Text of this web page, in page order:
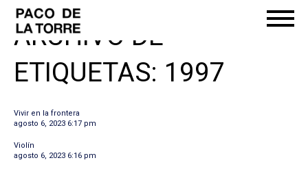
ARCHIVO DE
ETIQUETAS: 1997
Vivir en la frontera
agosto 6, 2023 6:17 pm
Violín
agosto 6, 2023 6:16 pm